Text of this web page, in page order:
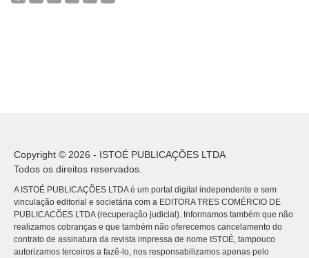
Copyright © 2026 - ISTOÉ PUBLICAÇÕES LTDA
Todos os direitos reservados.
A ISTOÉ PUBLICAÇÕES LTDA é um portal digital independente e sem
vinculação editorial e societária com a EDITORA TRES COMÉRCIO DE
PUBLICACÕES LTDA (recuperação judicial). Informamos também que não
realizamos cobranças e que também não oferecemos cancelamento do
contrato de assinatura da revista impressa de nome ISTOÉ, tampouco
autorizamos terceiros a fazê-lo, nos responsabilizamos apenas pelo